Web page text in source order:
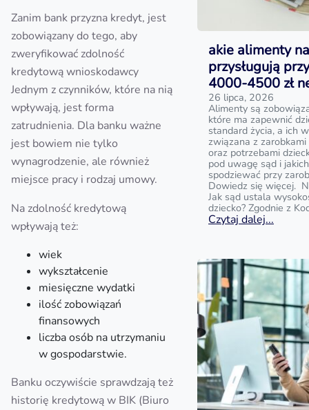
Zanim bank przyzna kredyt, jest
zobowiązany do tego, aby
zweryfikować zdolność
kredytową wnioskodawcy
Jednym z czynników, które na nią
wpływają, jest forma
zatrudnienia. Dla banku ważne
jest bowiem nie tylko
wynagrodzenie, ale również
miejsce pracy i rodzaj umowy.
Na zdolność kredytową
wpływają też:
wiek
wykształcenie
miesięczne wydatki
ilość zobowiązań
finansowych
liczba osób na utrzymaniu
w gospodarstwie.
Banku oczywiście sprawdzają też
historię kredytową w BIK (Biuro
akie alimenty
przysługują
4000-4500 zł
26 lipca, 2026
Alimenty są
które ma zapewnić
standard życia, a ich
związana z
oraz potrzebami
pod uwagę sąd i
spodziewać przy
Dowiedz się więcej.
Jak sąd ustala
dziecko? Zgodnie z
Czytaj dalej...